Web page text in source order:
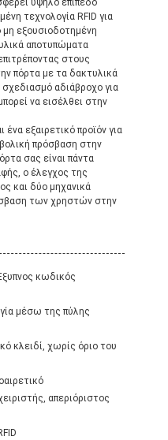
υψηλό επίπεδο
τεχνολογία RFID για
εξουσιοδοτημένη
αποτυπώματα
στους
πόρτα με τα δακτυλικά
αδιάβροχο για
να εισέλθει στην
ένα εξαιρετικό προϊόν για
πρόσβαση στην
σας είναι πάντα
ο έλεγχος της
και δύο μηχανικά
των χρηστών στην
κωδικός
μέσω της πύλης
κλειδί, χωρίς όριο του
απεριόριστος